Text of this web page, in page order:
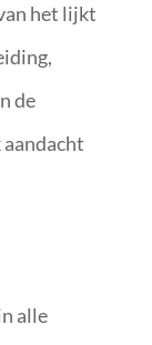
het lijkt
de
alle